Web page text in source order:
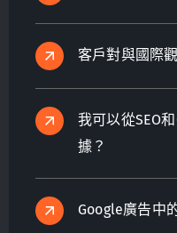
客戶對與國際
我可以從SEO
據？
Google廣告中